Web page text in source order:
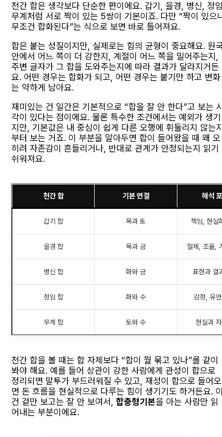
천간 합은 생각보다 단순한 편이에요. 갑기, 을경, 병신, 정
무계처럼 서로 짝이 있는 5쌍이 기본이죠. 다만 “짝이 있으
무조건 합화된다”는 식으로 보면 바로 틀어져요.
합은 붙는 성질이지만, 실제로는 힘의 균형이 중요해요. 원
안에서 어느 쪽이 더 강한지, 계절이 어느 쪽을 밀어주는지,
주변 글자가 그 합을 도와주는지에 따라 결과가 달라지거든
요. 어떤 경우는 합화가 되고, 어떤 경우는 붙기만 하고 변화
는 약하게 남아요.
재미있는 건 일간은 기본적으로 “합을 잘 안 한다”고 보는
각이 있다는 점이에요. 물론 특수한 조건에서는 예외가 생기
지만, 기본값은 내 중심이 쉽게 다른 오행에 휘둘리지 않는
부터 보는 거죠. 이 부분을 알아두면 합이 들어왔을 때 왜 오
히려 자존감이 흔들리거나, 반대로 관계가 안정되는지 읽기
쉬워져요.
천간 합 기본 연결 해석
갑기 합 목과 토 책임, 현실
을경 합 목과 금 절제, 조율,
병신 합 화와 금 표현과 결
정임 합 화와 수 감정, 유
무계 합 토와 수 현실과
천간 합을 볼 때는 합 자체보다 “합이 뭘 묶고 있나”를 같이
봐야 해요. 예를 들어 상관이 강한 사람에게 관성이 합으로
정리되면 말투가 부드러워질 수 있고, 재성이 합으로 들어오
면 돈 흐름을 현실적으로 다루는 힘이 생기기도 하거든요.
건 겉만 보고는 잘 안 보여서, 합충형기본을 아는 사람만 읽
어내는 부분이에요.